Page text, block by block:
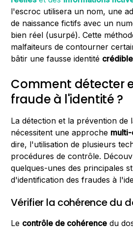
l'escroc utilisera un nom, une
de naissance fictifs avec un
bien réel (usurpé). Cette
malfaiteurs de contourner
bâtir une fausse identité
Comment détecter
fraude à l'identité ?
La détection et la prévention de
nécessitent une approche
dire, l'utilisation de plusieurs
procédures de contrôle.
quelques-unes des principales
d'identification des fraudes à
Vérifier la cohérence du
Le contrôle de cohérence du